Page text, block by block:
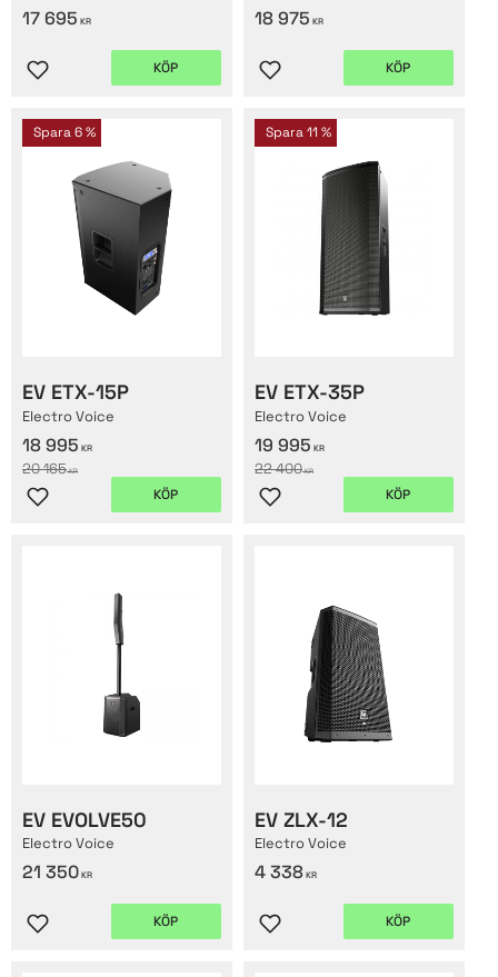
17 695 KR
Lägg till i favoriter
KÖP
18 975 KR
Lägg till i favoriter
KÖP
EV ETX-15P
Electro Voice
18 995 KR
20 165KR
Spara6 %
Lägg till i favoriter
KÖP
EV ETX-35P
Electro Voice
19 995 KR
22 400KR
Spara11 %
Lägg till i favoriter
KÖP
EV EVOLVE50
Electro Voice
21 350 KR
Lägg till i favoriter
KÖP
EV ZLX-12
Electro Voice
4 338 KR
Lägg till i favoriter
KÖP